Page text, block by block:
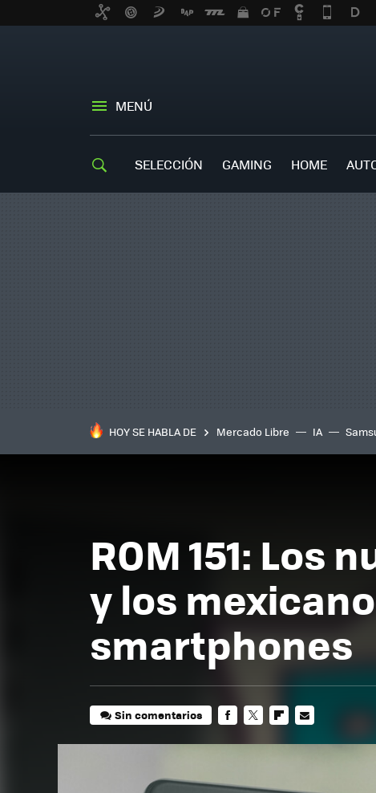
MENÚ
SELECCIÓN GAMING HOME
HOY SE HABLA DE Mercado Libre IA
ROM 151: Los
y los
smartphones
Sin comentarios